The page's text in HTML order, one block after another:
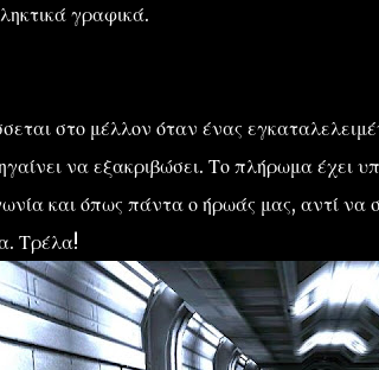
γραφικά.
στο μέλλον όταν ένας
να εξακριβώσει. Το πλήρωμα έχει
και όπως πάντα ο ήρωάς μας, αντί να
Τρέλα!